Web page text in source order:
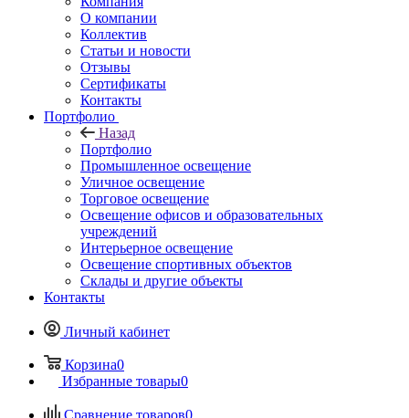
О компании
Коллектив
Статьи и новости
Отзывы
Сертификаты
Контакты
Портфолио
Назад
Портфолио
Промышленное освещение
Уличное освещение
Торговое освещение
Освещение офисов и образовательных
учреждений
Интерьерное освещение
Освещение спортивных объектов
Склады и другие объекты
Контакты
Личный кабинет
Корзина0
Избранные товары0
Сравнение товаров0